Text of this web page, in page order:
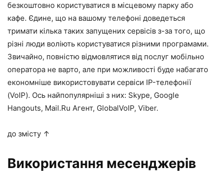
безкоштовно користуватися в місцевому парку або
кафе. Єдине, що на вашому телефоні доведеться
тримати кілька таких запущених сервісів з-за того, що
різні люди воліють користуватися різними програмами.
Звичайно, повністю відмовлятися від послуг мобільно
оператора не варто, але при можливості буде набагато
економніше використовувати сервіси IP-телефонії
(VoIP). Ось найпопулярніші з них: Skype, Google
Hangouts, Mail.Ru Агент, GlobalVoIP, Viber.
до змісту ↑
Використання месенджерів